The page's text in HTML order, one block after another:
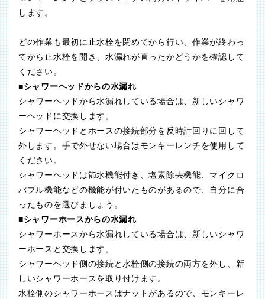
します。
どの作業も最初に止水栓を閉めてから行い、作業が終わっ
てから止水栓を開き、水漏れが直ったかどうかを確認して
ください。
■シャワーヘッドからの水漏れ
シャワーヘッドから水漏れしている場合は、新しいシャワ
ーヘッドに交換します。
シャワーヘッドとホースの接続部分を反時計回りに回して
外します。手で外せない場合はモンキーレンチを使用して
ください。
シャワーヘッドは節水機能付き、塩素除去機能、マイクロ
バブル機能などの機能が付いたものがあるので、自分に合
ったものを選びましょう。
■シャワーホースからの水漏れ
シャワーホースから水漏れしている場合は、新しいシャワ
ーホースと交換します。
シャワーヘッド側の接続と水栓側の接続の両方を外し、新
しいシャワーホースを取り付けます。
水栓側のシャワーホースはナットがあるので、モンキーレ